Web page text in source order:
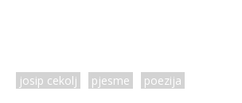
josip cekolj pjesme poezija